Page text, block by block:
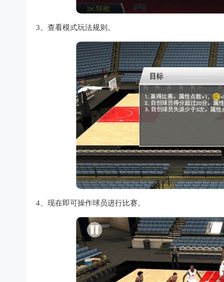
3、查看模式玩法规则。
4、现在即可操作球员进行比赛。